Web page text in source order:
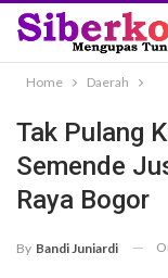
Home Daerah
Tak Pulang
Semende
Raya Bogor
By Bandi Juniardi